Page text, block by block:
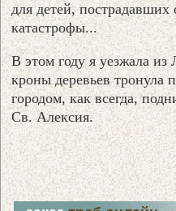
для детей, пострадавших
катастрофы...
В этом году я уезжала из
кроны деревьев тронула
городом, как всегда,
Св. Алексия.